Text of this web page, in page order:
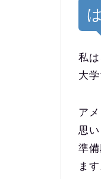
私
大
ア
思
準
ま